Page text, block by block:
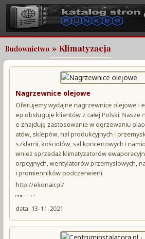
Budownictwo » Klimatyzacja
Nagrzewnice olejowe
Oferujemy wydajne nagrzewnice olejowe i
ep obsługuje klientów z całej Polski.
e znajdują zastosowanie w ogrzewaniu
atów, sklepów, hal produkcyjnych i
szklarni, kościołów, sal koncertowych i
wnież sprzedaż klimatyzatorów
orpcyjnych, wentylatorów przemysłowych,
i promienników podczerwieni.
http://ekonair.pl/
data: 13-11-2021